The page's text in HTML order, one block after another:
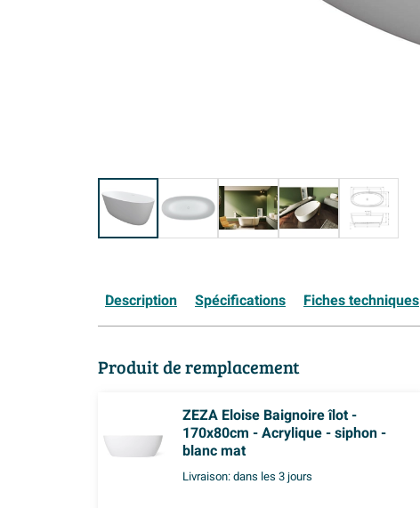
Description Spécifications Fiches techniques
Produit de remplacement
ZEZA Eloise Baignoire îlot -
170x80cm - Acrylique - siphon -
blanc mat
Livraison:dans les 3 jours